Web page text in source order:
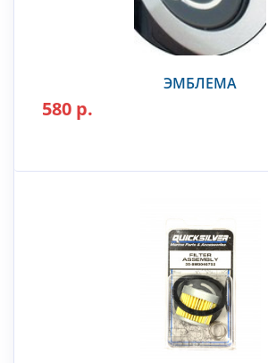
ЭМБЛЕМА
580 р.